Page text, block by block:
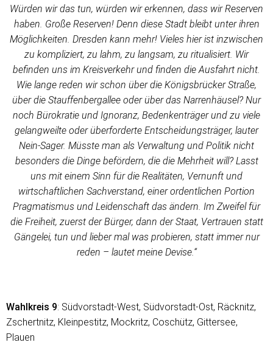
Würden wir das tun, würden wir erkennen, dass wir Reserven
haben. Große Reserven! Denn diese Stadt bleibt unter ihren
Möglichkeiten. Dresden kann mehr! Vieles hier ist inzwischen
zu kompliziert, zu lahm, zu langsam, zu ritualisiert. Wir
befinden uns im Kreisverkehr und finden die Ausfahrt nicht.
Wie lange reden wir schon über die Königsbrücker Straße,
über die Stauffenbergallee oder über das Narrenhäusel? Nur
noch Bürokratie und Ignoranz, Bedenkenträger und zu viele
gelangweilte oder überforderte Entscheidungsträger, lauter
Nein-Sager. Müsste man als Verwaltung und Politik nicht
besonders die Dinge befördern, die die Mehrheit will? Lasst
uns mit einem Sinn für die Realitäten, Vernunft und
wirtschaftlichen Sachverstand, einer ordentlichen Portion
Pragmatismus und Leidenschaft das ändern. Im Zweifel für
die Freiheit, zuerst der Bürger, dann der Staat, Vertrauen statt
Gängelei, tun und lieber mal was probieren, statt immer nur
reden – lautet meine Devise.“
Wahlkreis 9: Südvorstadt-West, Südvorstadt-Ost, Räcknitz,
Zschertnitz, Kleinpestitz, Mockritz, Coschütz, Gittersee,
Plauen